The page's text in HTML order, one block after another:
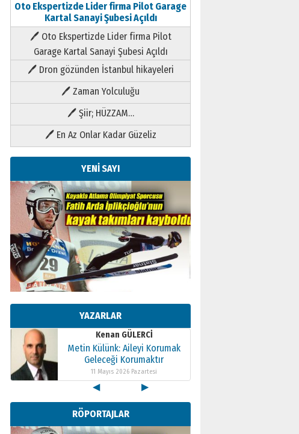
Oto Ekspertizde Lider firma Pilot Garage
Kartal Sanayi Şubesi Açıldı
🖊 Oto Ekspertizde Lider firma Pilot
Garage Kartal Sanayi Şubesi Açıldı
🖊 Dron gözünden İstanbul hikayeleri
🖊 Zaman Yolculuğu
🖊 Şiir; HÜZZAM…
🖊 En Az Onlar Kadar Güzeliz
YENİ SAYI
YAZARLAR
Kenan GÜLERCİ
Metin Külünk: Aileyi Korumak
Geleceği Korumaktır
11 Mayıs 2026 Pazartesi
Kenan GÜLERCİ
Metin Külünk: Aileyi Korumak
Geleceği Korumaktır
11 Mayıs 2026 Pazartesi
Kenan GÜLERCİ
Metin Külünk: Aileyi Korumak
Geleceği Korumaktır
11 Mayıs 2026 Pazartesi
◀ ▶
RÖPORTAJLAR